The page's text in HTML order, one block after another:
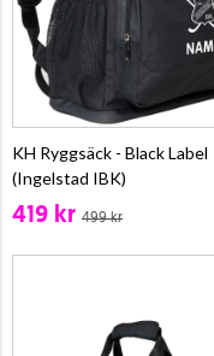
KH Ryggsäck - Black Label
(Ingelstad IBK)
419 kr 499 kr